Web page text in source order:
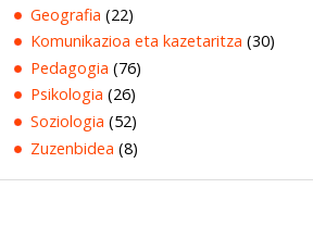
Geografia (22)
Komunikazioa eta kazetaritza (30)
Pedagogia (76)
Psikologia (26)
Soziologia (52)
Zuzenbidea (8)